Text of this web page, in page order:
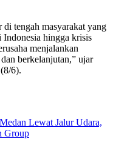
tengah masyarakat yang
Indonesia hingga krisis
menjalankan
berkelanjutan,” ujar
6).
Lewat Jalur Udara,
Group